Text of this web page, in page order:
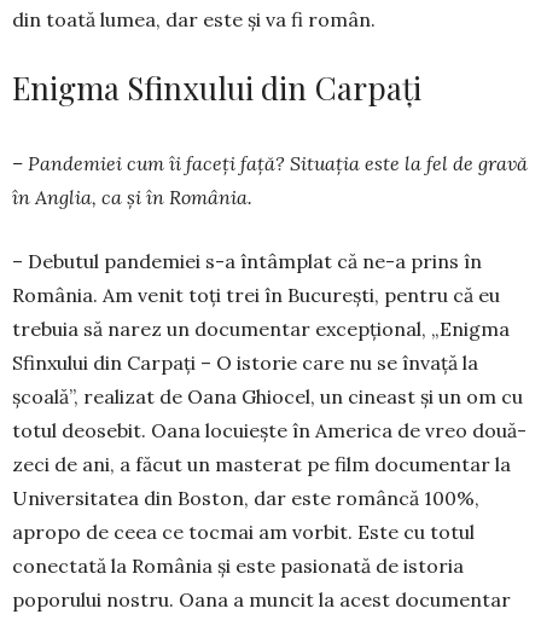
din toată lumea, dar este şi va fi ro­mân.
Enigma Sfinxului din Carpați
– Pandemiei cum îi faceţi faţă? Situația este la fel de gravă
în Anglia, ca și în România.
– Debutul pandemiei s-a întâmplat că ne-a prins în
România. Am ve­nit toţi trei în Bucu­reşti, pentru că eu
trebuia să narez un documentar excepţional, „Enigma
Sfin­xului din Car­­paţi – O istorie care nu se învaţă la
şcoală”, rea­lizat de Oa­na Ghiocel, un cineast şi un om cu
totul deo­se­bit. Oana locuieşte în Ame­rica de vreo două­
zeci de ani, a făcut un masterat pe film docu­mentar la
Uni­versitatea din Boston, dar este ro­mâncă 100%,
apropo de ceea ce tocmai am vor­bit. Este cu totul
conectată la România şi este pasionată de istoria
poporului nostru. Oana a mun­cit la acest docu­mentar